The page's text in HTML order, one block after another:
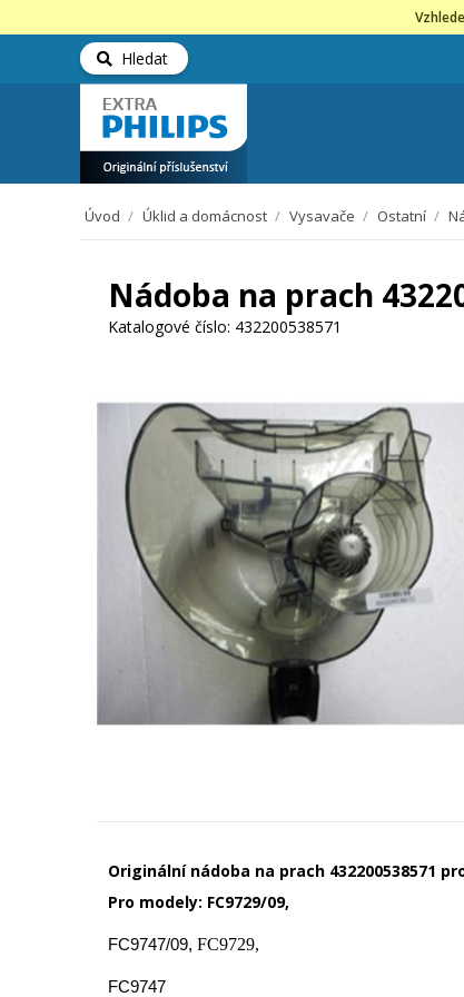
Hledat
Úvod / Úklid a domácnost / Vysavače / Ostatní /
Nádoba na prach
Katalogové číslo: 432200538571
Originální nádoba na prach 432200538571
Pro modely: FC9729/09,
FC9747/09, FC9729,
FC9747